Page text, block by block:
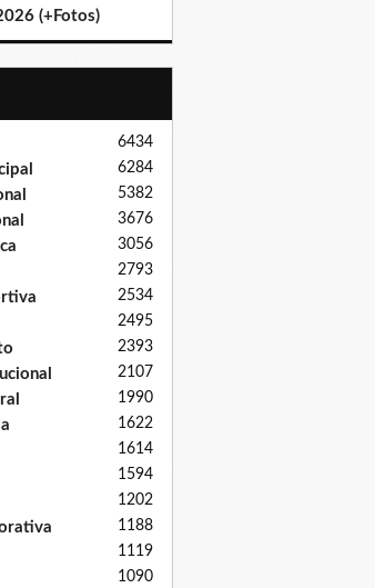
(+Fotos)
6434
6284
5382
3676
3056
2793
2534
2495
2393
2107
1990
1622
1614
1594
1202
1188
1119
1090